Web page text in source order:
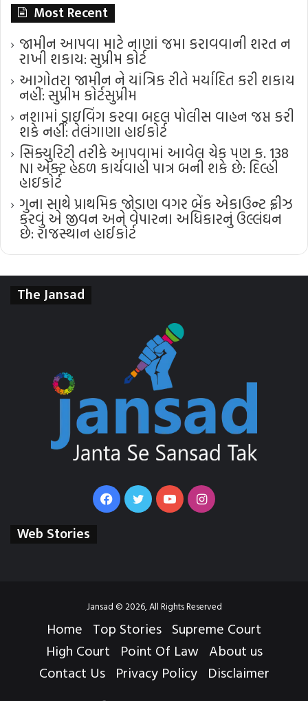
Most Recent
જામીન આપવા માટે નાણાં જમા કરાવવાની શરત ન
રાખી શકાય: સુપ્રીમ કોર્ટ
આગોતરા જામીન ને યાંત્રિક રીતે મર્યાદિત કરી શકાય
નહીં: સુપ્રીમ કોર્ટ​સુપ્રીમ
નશામાં ડ્રાઇવિંગ કરવા બદલ પોલીસ વાહન જપ્ત કરી
શકે નહીં: તેલંગાણા હાઈકોર્ટ
સિક્યુરિટી તરીકે આપવામાં આવેલ ચેક પણ ક. 138
NI એક્ટ હેઠળ કાર્યવાહી પાત્ર બની શકે છે: દિલ્હી
હાઇકોર્ટ
ગુના સાથે પ્રાથમિક જોડાણ વગર બેંક એકાઉન્ટ ફ્રીઝ
કરવું એ જીવન અને વેપારના અધિકારનું ઉલ્લંઘન
છે: રાજસ્થાન હાઈકોર્ટ
The Jansad
FacebookTwitterYouTubeInstagram
Web Stories
Jansad © 2026, All Rights Reserved
Home Top Stories Supreme Court
High Court Point Of Law About us
Contact Us Privacy Policy Disclaimer